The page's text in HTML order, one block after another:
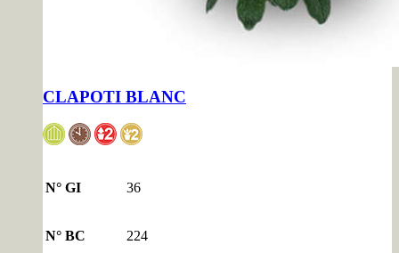
CLAPOTI BLANC
N° GI 36
N° BC 224